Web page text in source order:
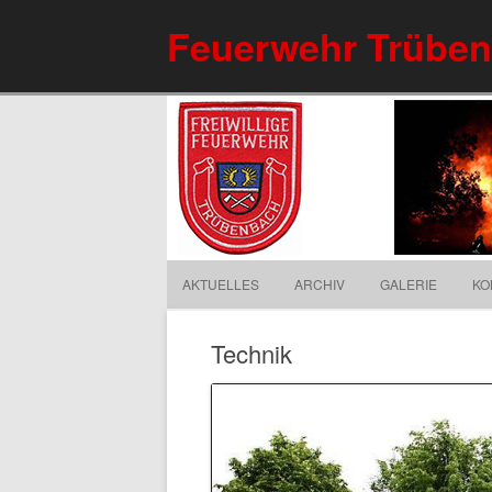
Feuerwehr
AKTUELLES ARCHIV GALERIE
Technik